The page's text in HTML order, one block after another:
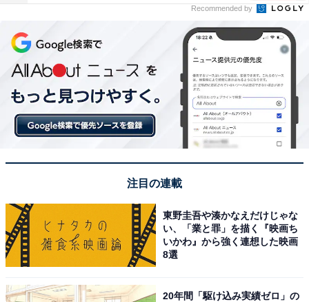
イント還元率もアップします。
さらに、キャンペーン対象施設の中には、期間限定のス
ペシャルプランや豪華特典が付く場合もあります。旅行
をお得に楽しみたい方は、ぜひこの機会を活用しましょ
う。
じめご了承ください。また、記事中の宿泊プランを予約
すると、売上の一部がオールアバウトに還元されること
があります。
この記事の執筆者： All About ニュース お買
Recommended by
注目の連載
東野圭吾や湊かなえだけじゃな
い、「業と罪」を描く『映画ち
いかわ』から強く連想した映画
8選
20年間「駆け込み実績ゼロ」の